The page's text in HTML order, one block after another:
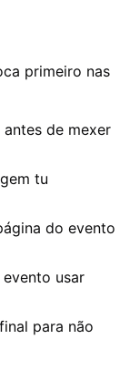
primeiro nas
de mexer
tu
do evento
usar
para não